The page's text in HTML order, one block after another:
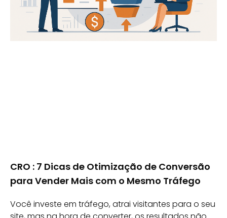
CRO : 7 Dicas de Otimização de Conversão
para Vender Mais com o Mesmo Tráfego
Você investe em tráfego, atrai visitantes para o seu